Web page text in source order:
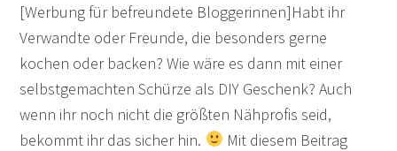
[Werbung für befreundete Bloggerinnen]Habt ihr
Verwandte oder Freunde, die besonders gerne
kochen oder backen? Wie wäre es dann mit einer
selbstgemachten Schürze als DIY Geschenk? Auch
wenn ihr noch nicht die größten Nähprofis seid,
bekommt ihr das sicher hin.
Mit diesem Beitrag